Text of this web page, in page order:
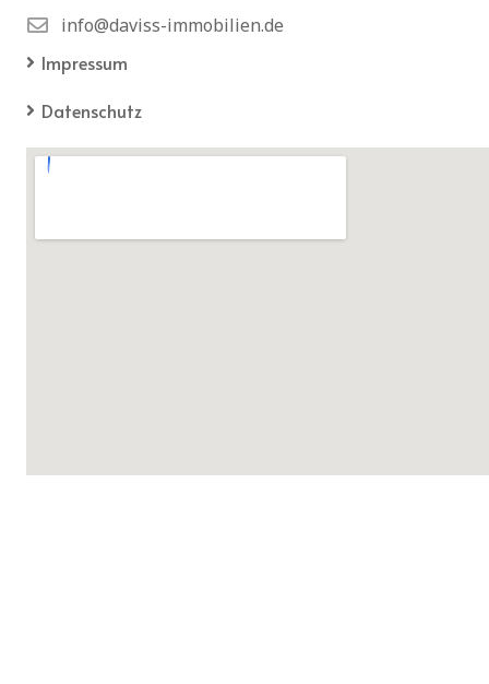
info@daviss-immobilien.de
Impressum
Datenschutz